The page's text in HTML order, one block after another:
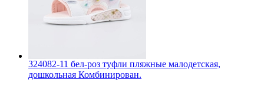
324082-11 бел-роз туфли пляжные малодетская,
дошкольная Комбинирован.